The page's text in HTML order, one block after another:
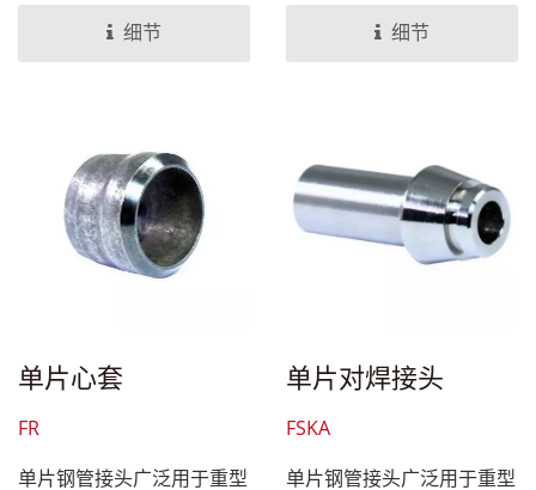
于气体的管道。
细节 细节
单片心套
FR
单片钢管接头广泛用于重型
单片对焊接头
FSKA
单片钢管接头广泛用于重型